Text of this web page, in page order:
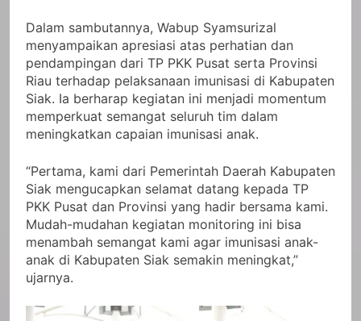
Dalam sambutannya, Wabup Syamsurizal
menyampaikan apresiasi atas perhatian dan
pendampingan dari TP PKK Pusat serta Provinsi
Riau terhadap pelaksanaan imunisasi di Kabupaten
Siak. Ia berharap kegiatan ini menjadi momentum
memperkuat semangat seluruh tim dalam
meningkatkan capaian imunisasi anak.
“Pertama, kami dari Pemerintah Daerah Kabupaten
Siak mengucapkan selamat datang kepada TP
PKK Pusat dan Provinsi yang hadir bersama kami.
Mudah-mudahan kegiatan monitoring ini bisa
menambah semangat kami agar imunisasi anak-
anak di Kabupaten Siak semakin meningkat,”
ujarnya.